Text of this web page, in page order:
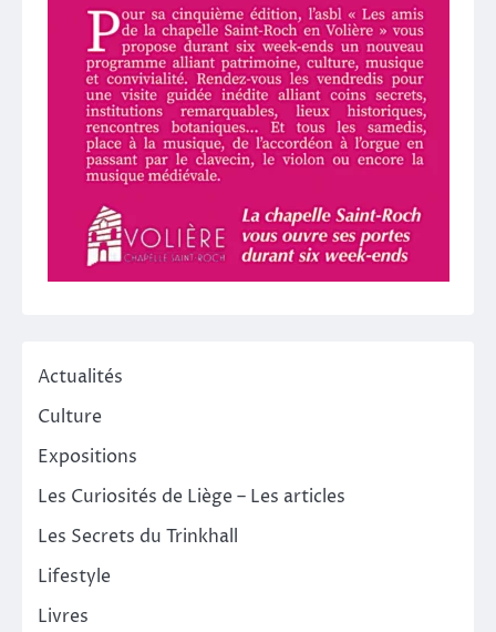
Actualités
Culture
Expositions
Les Curiosités de Liège – Les articles
Les Secrets du Trinkhall
Lifestyle
Livres